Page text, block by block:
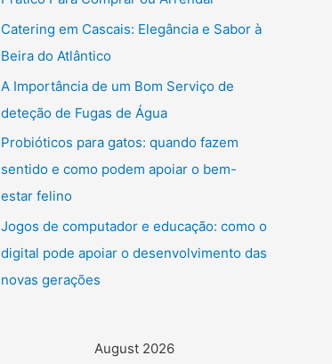
Catering em Cascais: Elegância e Sabor à
Beira do Atlântico
A Importância de um Bom Serviço de
deteção de Fugas de Água
Probióticos para gatos: quando fazem
sentido e como podem apoiar o bem-
estar felino
Jogos de computador e educação: como o
digital pode apoiar o desenvolvimento das
novas gerações
August 2026